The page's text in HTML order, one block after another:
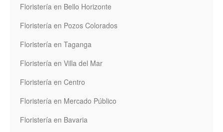
Floristería en Bello Horizonte
Floristería en Pozos Colorados
Floristería en Taganga
Floristería en Villa del Mar
Floristería en Centro
Floristería en Mercado Público
Floristería en Bavaria